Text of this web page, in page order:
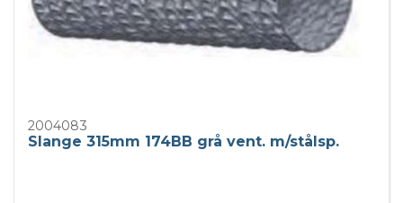
2004083
Slange 315mm 174BB grå vent. m/stålsp.